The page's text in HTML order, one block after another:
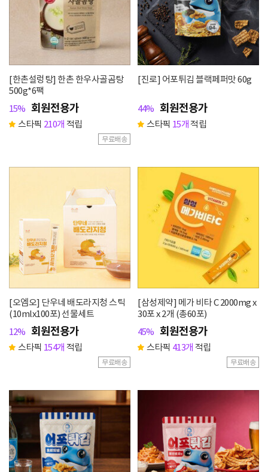
[한촌설렁탕] 한촌 한우사골곰탕
500g*6팩
15% 회원전용가
스타픽 210개 적립
무료배송
[진로] 어포튀김 블랙페퍼맛 60g
44% 회원전용가
스타픽 15개적립
[오엠오] 단우네 배도라지청 스틱
(10mlx100포) 선물세트
12% 회원전용가
스타픽 154개 적립
무료배송
[삼성제약] 메가 비타 C 2000mg x
30포 x 2개 (총60포)
45% 회원전용가
스타픽 413개 적립
무료배송